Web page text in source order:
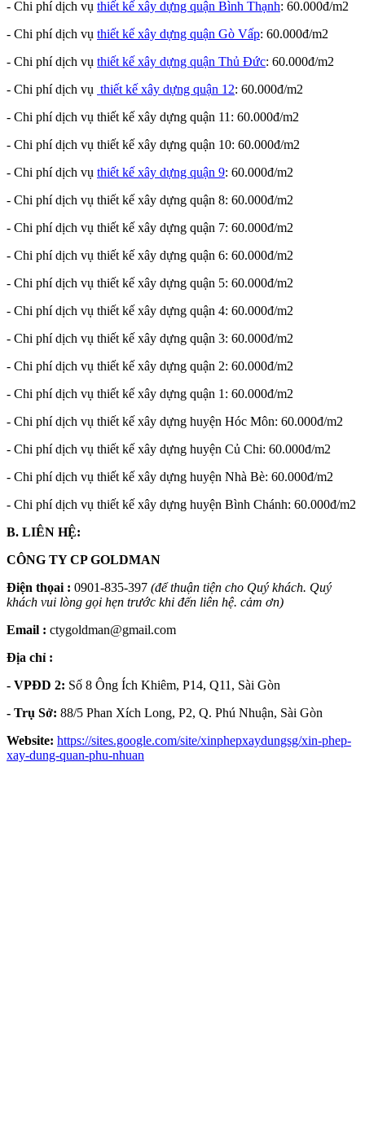
- Chi phí dịch vụ thiết kế xây dựng quận Bình Thạnh: 60.000đ/m2
- Chi phí dịch vụ thiết kế xây dựng quận Gò Vấp: 60.000đ/m2
- Chi phí dịch vụ thiết kế xây dựng quận Thủ Đức: 60.000đ/m2
- Chi phí dịch vụ thiết kế xây dựng quận 12: 60.000đ/m2
- Chi phí dịch vụ thiết kế xây dựng quận 11: 60.000đ/m2
- Chi phí dịch vụ thiết kế xây dựng quận 10: 60.000đ/m2
- Chi phí dịch vụ thiết kế xây dựng quận 9: 60.000đ/m2
- Chi phí dịch vụ thiết kế xây dựng quận 8: 60.000đ/m2
- Chi phí dịch vụ thiết kế xây dựng quận 7: 60.000đ/m2
- Chi phí dịch vụ thiết kế xây dựng quận 6: 60.000đ/m2
- Chi phí dịch vụ thiết kế xây dựng quận 5: 60.000đ/m2
- Chi phí dịch vụ thiết kế xây dựng quận 4: 60.000đ/m2
- Chi phí dịch vụ thiết kế xây dựng quận 3: 60.000đ/m2
- Chi phí dịch vụ thiết kế xây dựng quận 2: 60.000đ/m2
- Chi phí dịch vụ thiết kế xây dựng quận 1: 60.000đ/m2
- Chi phí dịch vụ thiết kế xây dựng huyện Hóc Môn: 60.000đ/m2
- Chi phí dịch vụ thiết kế xây dựng huyện Củ Chi: 60.000đ/m2
- Chi phí dịch vụ thiết kế xây dựng huyện Nhà Bè: 60.000đ/m2
- Chi phí dịch vụ thiết kế xây dựng huyện Bình Chánh: 60.000đ/m2
B. LIÊN HỆ:
CÔNG TY CP GOLDMAN
Điện thọai : 0901-835-397 (để thuận tiện cho Quý khách. Quý
khách vui lòng gọi hẹn trước khi đến liên hệ. cảm ơn)
Email : ctygoldman@gmail.com
Địa chỉ :
- VPĐD 2: Số 8 Ông Ích Khiêm, P14, Q11, Sài Gòn
- Trụ Sở: 88/5 Phan Xích Long, P2, Q. Phú Nhuận, Sài Gòn
Website: https://sites.google.com/site/xinphepxaydungsg/xin-phep-
xay-dung-quan-phu-nhuan